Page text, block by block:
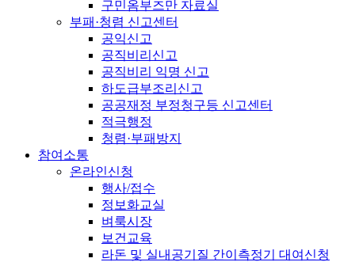
구민옴부즈만 자료실
부패·청렴 신고센터
공익신고
공직비리신고
공직비리 익명 신고
하도급부조리신고
공공재정 부정청구등 신고센터
적극행정
청렴·부패방지
참여소통
온라인신청
행사/접수
정보화교실
벼룩시장
보건교육
라돈 및 실내공기질 간이측정기 대여신청